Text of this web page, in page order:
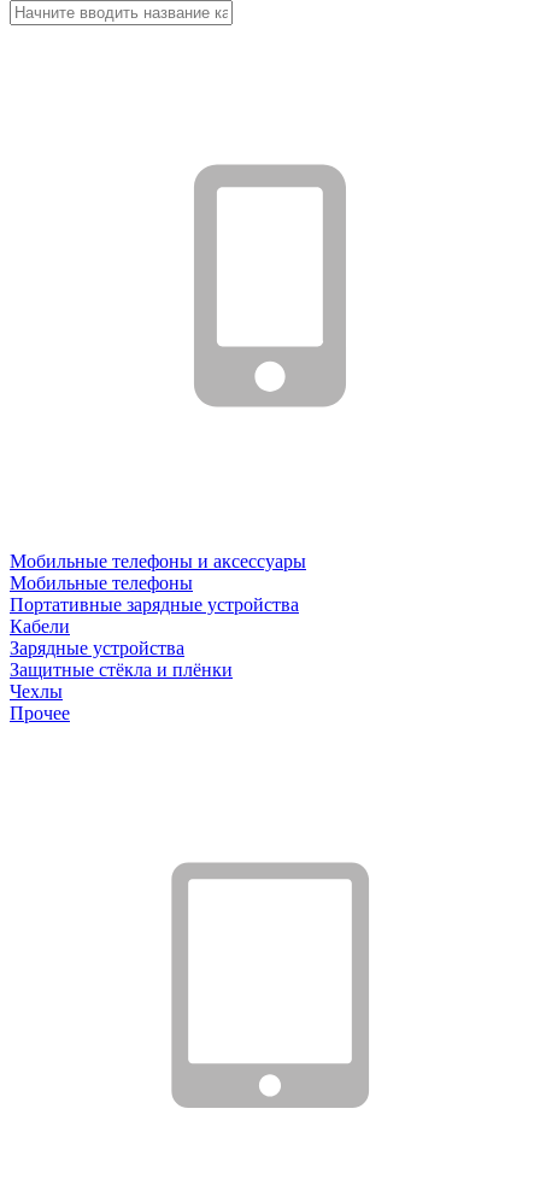
Мобильные телефоны и аксессуары
Мобильные телефоны
Портативные зарядные устройства
Кабели
Зарядные устройства
Защитные стёкла и плёнки
Чехлы
Прочее